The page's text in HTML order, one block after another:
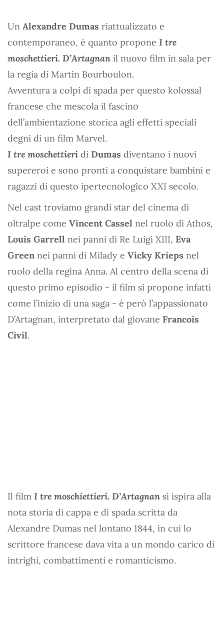
Un Alexandre Dumas riattualizzato e
contemporaneo, è quanto propone I tre
moschettieri. D’Artagnan il nuovo film in sala per
la regia di Martin Bourboulon.
Avventura a colpi di spada per questo kolossal
francese che mescola il fascino
dell’ambientazione storica agli effetti speciali
degni di un film Marvel.
I tre moschettieri di Dumas diventano i nuovi
supereroi e sono pronti a conquistare bambini e
ragazzi di questo ipertecnologico XXI secolo.
Nel cast troviamo grandi star del cinema di
oltralpe come Vincent Cassel nel ruolo di Athos,
Louis Garrell nei panni di Re Luigi XIII, Eva
Green nei panni di Milady e Vicky Krieps nel
ruolo della regina Anna. Al centro della scena di
questo primo episodio - il film si propone infatti
come l’inizio di una saga - è però l’appassionato
D’Artagnan, interpretato dal giovane Francois
Civil.
Il film I tre moschiettieri. D’Artagnan si ispira alla
nota storia di cappa e di spada scritta da
Alexandre Dumas nel lontano 1844, in cui lo
scrittore francese dava vita a un mondo carico di
intrighi, combattimenti e romanticismo.